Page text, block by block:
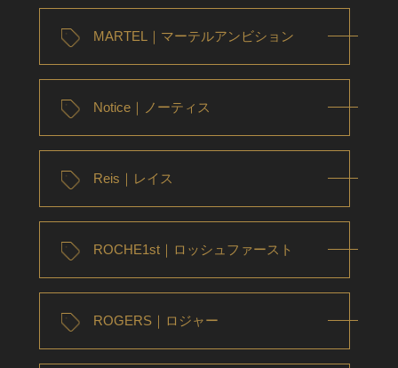
MARTEL｜マーテルアンビション
Notice｜ノーティス
Reis｜レイス
ROCHE1st｜ロッシュファースト
ROGERS｜ロジャー